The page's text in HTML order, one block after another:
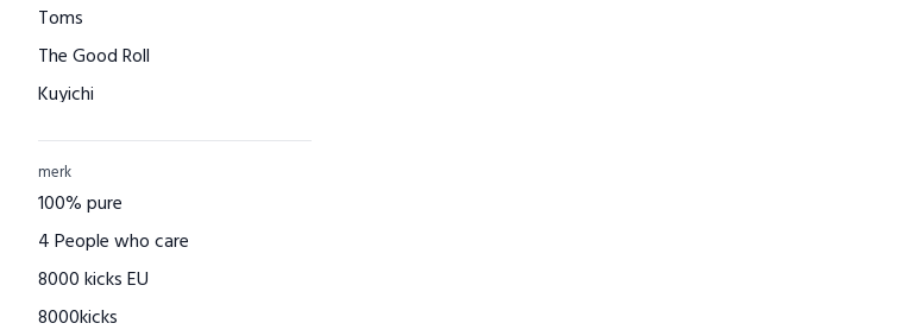
Toms
The Good Roll
Kuyichi
Bamigo
CAYBOO
Green Jump
Houtenspeelgoed-shop.nl
Menstruatiecups.nl
merk
100% pure
4 People who care
8000 kicks EU
8000kicks